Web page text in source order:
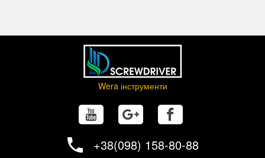
Wera інструменти
+38(098) 158-80-88